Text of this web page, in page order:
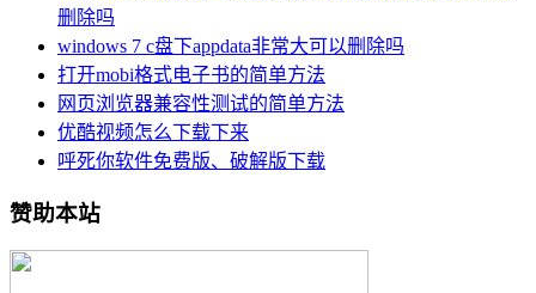
删除吗
windows 7 c盘下appdata非常大可以删除吗
打开mobi格式电子书的简单方法
网页浏览器兼容性测试的简单方法
优酷视频怎么下载下来
呼死你软件免费版、破解版下载
赞助本站